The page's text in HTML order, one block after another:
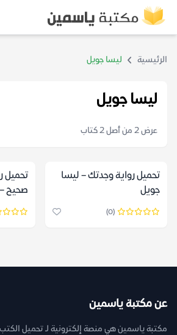
الرئيسية ليسا جويل
ليسا جويل
عرض 2 من أصل 2 كتاب
تحميل رواية وجدتك – ليسا
جويل
(0)
تحميل
صحيح
عن مكتبة ياسمين
مكتبة ياسمين هي منصة إلكترونية لـ تحميل الكتب